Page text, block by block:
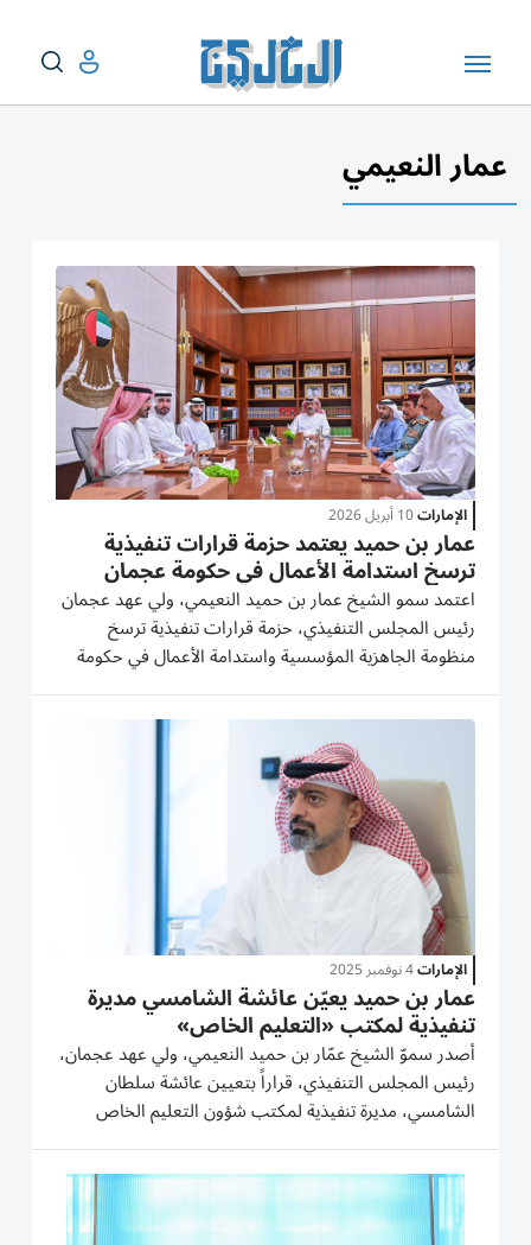
عمار النعيمي
الإمارات10 أبريل 2026
عمار بن حميد يعتمد حزمة قرارات تنفيذية
ترسخ استدامة الأعمال في حكومة عجمان
(فيديو)
اعتمد سمو الشيخ عمار بن حميد النعيمي، ولي عهد عجمان
رئيس المجلس التنفيذي، حزمة قرارات تنفيذية ترسخ
منظومة الجاهزية المؤسسية واستدامة الأعمال في حكومة
عجمان، وذلك في إطار توجه حكومي استباقي يضمن
استمرارية الخدمات وجودتها في مختلف الظروف
والمستجدات. جاء ذلك خلال اطلاع سموه...
الإمارات4 نوفمبر 2025
عمار بن حميد يعيّن عائشة الشامسي مديرة
تنفيذية لمكتب «التعليم الخاص»
أصدر سموّ الشيخ عمّار بن حميد النعيمي، ولي عهد عجمان،
رئيس المجلس التنفيذي، قراراً بتعيين عائشة سلطان
‏الشامسي، مديرة تنفيذية لمكتب شؤون التعليم الخاص
بعجمان.‏ وتكون عائشة الشامسي، بموجب القرار مسؤولة
أمام رئيس المجلس التنفيذي، عن أداء المهام والصلاحيات
المنوطة بها،...